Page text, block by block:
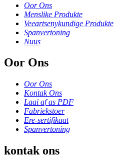
Oor Ons
Menslike Produkte
Veeartsenykundige Produkte
Spanvertoning
Nuus
Oor Ons
Oor Ons
Kontak Ons
Laai af as PDF
Fabriekstoer
Ere-sertifikaat
Spanvertoning
kontak ons